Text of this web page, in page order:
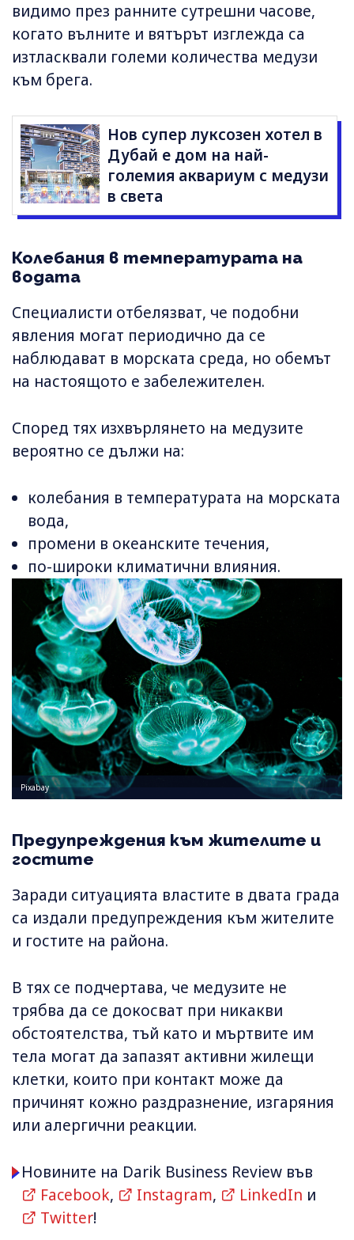
видимо през ранните сутрешни часове,
когато вълните и вятърът изглежда са
изтласквали големи количества медузи
към брега.
Нов супер луксозен хотел в
Дубай е дом на най-
големия аквариум с медузи
в света
Колебания в температурата на
водата
Специалисти отбелязват, че подобни
явления могат периодично да се
наблюдават в морската среда, но обемът
на настоящото е забележителен.
Според тях изхвърлянето на медузите
вероятно се дължи на:
колебания в температурата на морската
вода,
промени в океанските течения,
по-широки климатични влияния.
Pixabay
Предупреждения към жителите и
гостите
Заради ситуацията властите в двата града
са издали предупреждения към жителите
и гостите на района.
В тях се подчертава, че медузите не
трябва да се докосват при никакви
обстоятелства, тъй като и мъртвите им
тела могат да запазят активни жилещи
клетки, които при контакт може да
причинят кожно раздразнение, изгаряния
или алергични реакции.
Новините на Darik Business Review във
Facebook, Instagram, LinkedIn и
Twitter!